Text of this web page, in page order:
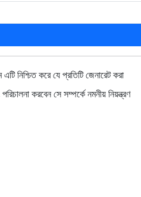
নিশ্চিত করে যে প্রতিটি জেনারেট করা
করবেন সে সম্পর্কে নমনীয় নিয়ন্ত্রণ